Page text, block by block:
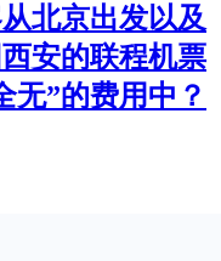
北京出发以及
安的联程机票
无”的费用中？